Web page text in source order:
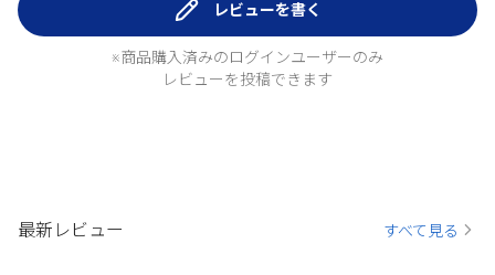
レビューを書く
※商品購入済みのログインユーザーのみ
レビューを投稿できます
最新レビュー すべて見る